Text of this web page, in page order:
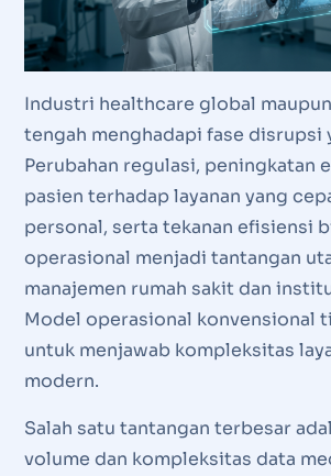
Industri healthcare global
tengah menghadapi fase disrupsi
Perubahan regulasi, peningkatan
pasien terhadap layanan yang
personal, serta tekanan efisiensi
operasional menjadi tantangan
manajemen rumah sakit dan
Model operasional konvensional
untuk menjawab kompleksitas
modern.
Salah satu tantangan terbesar
volume dan kompleksitas data